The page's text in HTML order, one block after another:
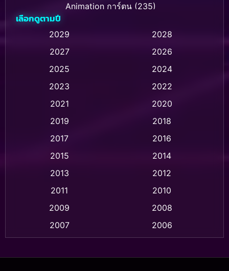
Animation การ์ตูน (235)
Animation การ์ตูน (32)
Animation การ์ตูน (28)
Animation แอนิเมชัน (1)
Animation แอนิเมชั่น (1)
Based on a True Story เรื่องจริง(36)
เลือกดูตามปี
2029
2028
2027
2026
2025
2024
2023
2022
2021
2020
2019
2018
2017
2016
2015
2014
2013
2012
2011
2010
2009
2008
2007
2006
2003
2002